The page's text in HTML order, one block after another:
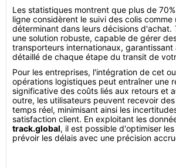
Les statistiques montrent que plus de
ligne considèrent le suivi des colis comme
déterminant dans leurs décisions d'achat.
une solution robuste, capable de gérer
transporteurs internationaux, garantissant
détaillé de chaque étape du transit de
Pour les entreprises, l'intégration de cet
opérations logistiques peut entraîner une
significative des coûts liés aux retours et
outre, les utilisateurs peuvent recevoir
temps réel, minimisant ainsi les
satisfaction client. En exploitant les
track.global, il est possible d'optimiser
prévoir les délais avec une précision